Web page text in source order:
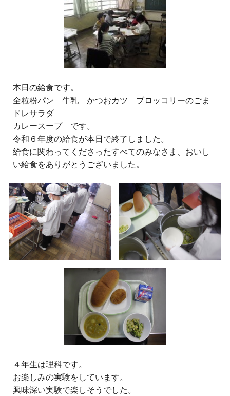
本日の給食です。
全粒粉パン 牛乳 かつおカツ ブロッコリーのごま
ドレサラダ
カレースープ です。
令和６年度の給食が本日で終了しました。
給食に関わってくださったすべてのみなさま、おいし
い給食をありがとうございました。
４年生は理科です。
お楽しみの実験をしています。
興味深い実験で楽しそうでした。